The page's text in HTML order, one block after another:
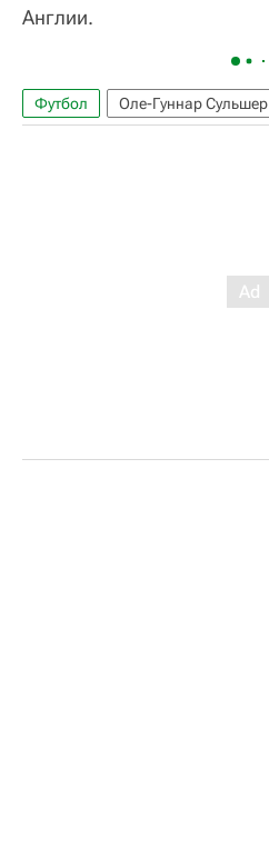
Англии.
Футбол Оле-Гуннар Сульшер